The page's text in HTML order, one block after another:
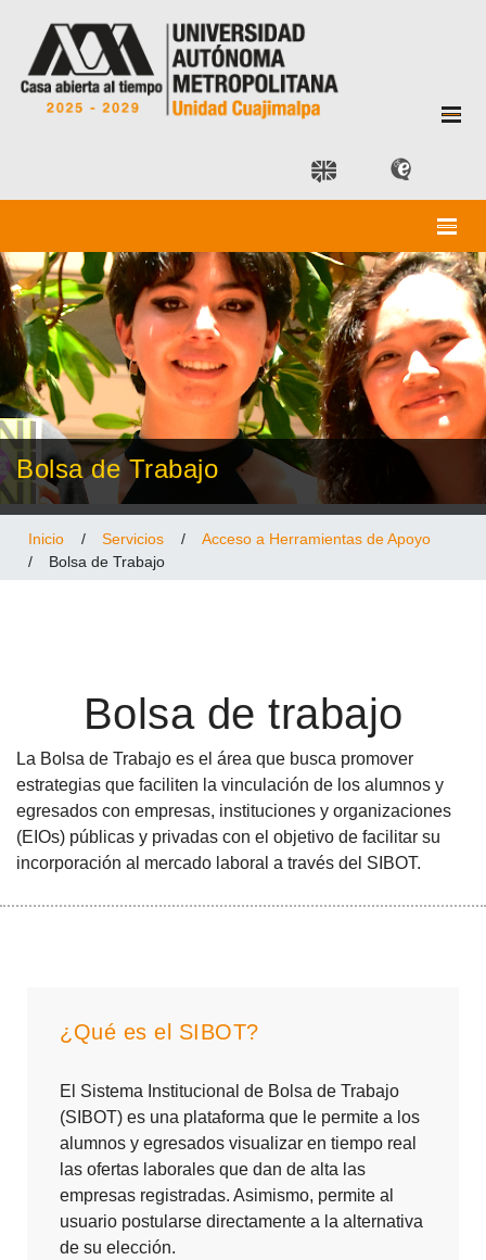
Bolsa de Trabajo
Inicio / Servicios /
Acceso a Herramientas de Apoyo
/
Bolsa de Trabajo
Bolsa de trabajo
La Bolsa de Trabajo es el área que busca promover
estrategias que faciliten la vinculación de los alumnos y
egresados con empresas, instituciones y organizaciones
(EIOs) públicas y privadas con el objetivo de facilitar su
incorporación al mercado laboral a través del SIBOT.
¿Qué es el SIBOT?
El Sistema Institucional de Bolsa de Trabajo
(SIBOT) es una plataforma que le permite a los
alumnos y egresados visualizar en tiempo real
las ofertas laborales que dan de alta las
empresas registradas. Asimismo, permite al
usuario postularse directamente a la alternativa
de su elección.